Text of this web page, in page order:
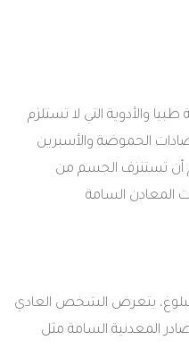
طبيا والأدوية التي لا تستلزم
الحموضة والأسبرين
أن تستنزف الجسم من
المعادن السامة
يتعرض الشخص العادي
المعدنية السامة مثل